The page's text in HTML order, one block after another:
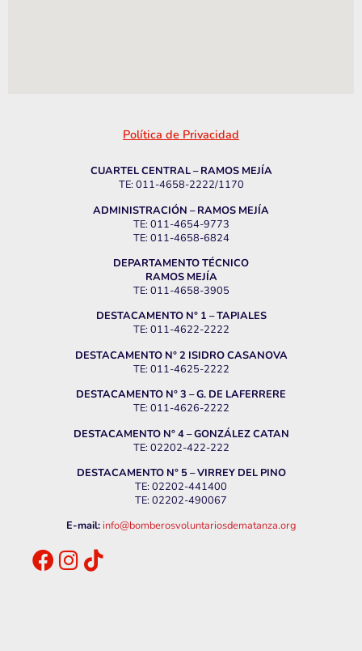
Política de Privacidad
CUARTEL CENTRAL – RAMOS MEJÍA
TE: 011-4658-2222/1170
ADMINISTRACIÓN – RAMOS MEJÍA
TE: 011-4654-9773
TE: 011-4658-6824
DEPARTAMENTO TÉCNICO
RAMOS MEJÍA
TE: 011-4658-3905
DESTACAMENTO N° 1 – TAPIALES
TE: 011-4622-2222
DESTACAMENTO N° 2 ISIDRO CASANOVA
TE: 011-4625-2222
DESTACAMENTO N° 3 – G. DE LAFERRERE
TE: 011-4626-2222
DESTACAMENTO N° 4 – GONZÁLEZ CATAN
TE: 02202-422-222
DESTACAMENTO N° 5 – VIRREY DEL PINO
TE: 02202-441400
TE: 02202-490067
E-mail: info@bomberosvoluntariosdematanza.org